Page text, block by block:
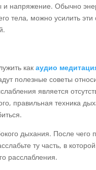
напряжение. Обычно
тела, можно усилить
какаудио
полезные советы
является
правильная техника
дыхания. После
ту часть, в
расслабления.